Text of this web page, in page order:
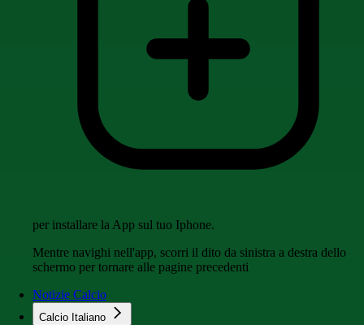
per installare la App sul tuo Iphone.
Mentre navighi nell'app, scorri il dito da sinistra a destra dello
schermo per tornare alle pagine precedenti
Notizie Calcio
Calcio Italiano